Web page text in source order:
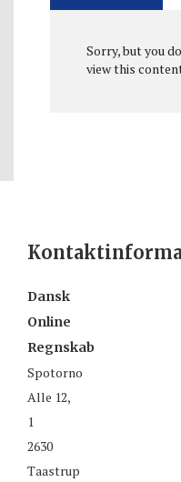
Sorry, but you
view this
Dansk
Online
Regnskab
Spotorno
Alle 12,
1
2630
Taastrup